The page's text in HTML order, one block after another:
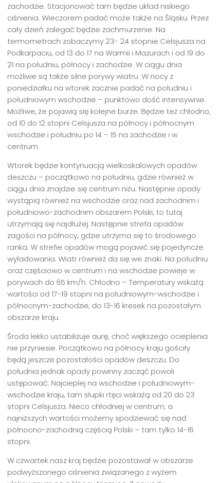
zachodzie. Stacjonować tam będzie układ niskiego
ciśnienia. Wieczorem padać może także na Śląsku. Przez
cały dzień zalegać będzie zachmurzenie. Na
termometrach zobaczymy 23- 24 stopnie Celsjusza na
Podkarpaciu, od 13 do 17 na Warmii i Mazurach i od 19 do
21 na południu, północy i zachodzie. W ciągu dnia
możliwe są także silne porywy wiatru. W nocy z
poniedziałku na wtorek zacznie padać na południu i
południowym wschodzie – punktowo dość intensywnie.
Możliwe, że pojawią się kolejne burze. Będzie też chłodno,
od 10 do 12 stopni Celsjusza na północy i północnym
wschodzie i południu po 14 – 15 na zachodzie i w
centrum.
Wtorek będzie kontynuacją wielkoskalowych opadów
deszczu – początkowo na południu, gdzie również w
ciągu dnia znajdzie się centrum niżu. Następnie opady
wystąpią również na wschodzie oraz nad zachodnim i
południowo-zachodnim obszarem Polski, to tutaj
utrzymają się najdłużej. Następnie strefa opadów
zagości na północy, gdzie utrzyma się to środowego
ranka. W strefie opadów mogą pojawić się pojedyncze
wyładowania. Wiatr również da się we znaki. Na południu
oraz częściowo w centrum i na wschodzie powieje w
porywach do 65 km/h. Chłodno – Temperatury wskażą
wartości od 17-19 stopni na południowym-wschodzie i
północnym-zachodzie, do 13-16 kresek na pozostałym
obszarze kraju.
Środa lekko ustabilizuje aurę, choć większego ocieplenia
nie przyniesie. Początkowo na północy kraju gościły
będą jeszcze pozostałości opadów deszczu. Do
południa jednak opady powinny zacząć powoli
ustępować. Najcieplej na wschodzie i południowym-
wschodzie kraju, tam słupki rtęci wskażą od 20 do 23
stopni Celsjusza. Nieco chłodniej w centrum, a
najniższych wartości możemy spodziewać się nad
północno-zachodnią częścią Polski – tam tylko 14-16
stopni.
W czwartek nasz kraj będzie pozostawał w obszarze
podwyższonego ciśnienia związanego z wyżem